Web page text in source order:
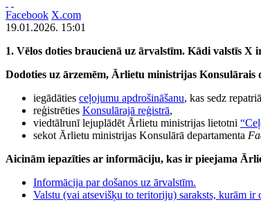
Facebook X.com
19.01.2026. 15:01
1. Vēlos doties braucienā uz ārvalstīm. Kādi valstīs X
Dodoties uz ārzemēm, Ārlietu ministrijas Konsulārais
iegādāties ceļojumu apdrošināšanu, kas sedz
reģistrēties Konsulārajā reģistrā,
viedtālrunī lejuplādēt Ārlietu ministrijas lietotni
sekot Ārlietu ministrijas Konsulārā departamenta
Aicinām iepazīties ar informāciju, kas ir pieejama
Informācija par došanos uz ārvalstīm.
Valstu (vai atsevišķu to teritoriju) saraksts, kurām